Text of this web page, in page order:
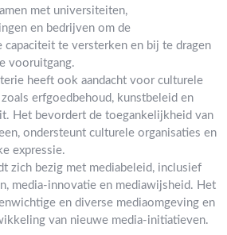
met universiteiten,
en bedrijven om de
capaciteit te versterken en bij te dragen
vooruitgang.
heeft ook aandacht voor culturele
zoals erfgoedbehoud, kunstbeleid en
Het bevordert de toegankelijkheid van
ondersteunt culturele organisaties en
expressie.
zich bezig met mediabeleid, inclusief
media-innovatie en mediawijsheid. Het
en diverse mediaomgeving en
van nieuwe media-initiatieven.